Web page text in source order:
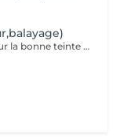
Envie de changement mais vous hésitez sur la bonne teinte ou la bonne technique ? Le diagnostic couleur est là pour ça Lors de ce rendez-vous, nous prenons le temps d'analyser : Votre base naturelle L'état et l'historique de vos cheveux Vos envies (luminosité, reflets, intensité, entretien, etc.) Ensemble, nous définissons la technique la plus adaptée : balayage, patine, coloration complète ou transformation plus audacieuse. Le montant du diagnostic est entièrement déduit le jour de la prestation, si vous décidez de réaliser votre changement avec nous. Parce qu'un résultat sublime commence toujours par un diagnostic sur mesure.